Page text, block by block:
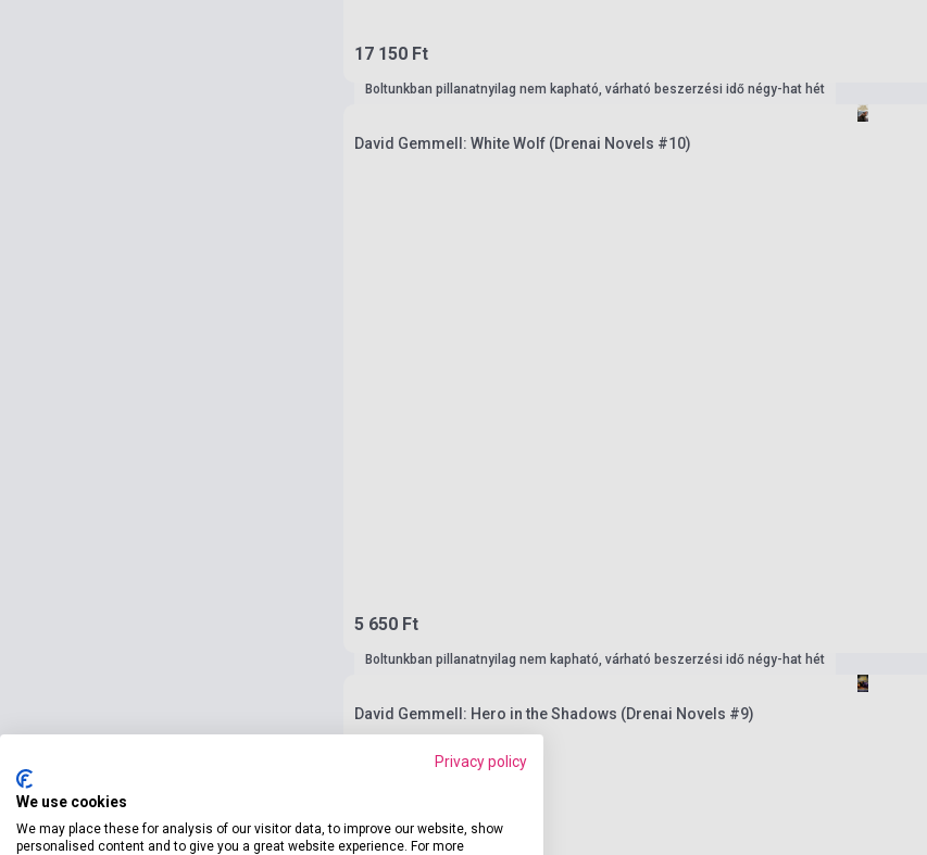
17 150 Ft
Boltunkban pillanatnyilag nem kapható, várható beszerzési idő négy-hat hét
David Gemmell: White Wolf (Drenai Novels #10)
5 650 Ft
Boltunkban pillanatnyilag nem kapható, várható beszerzési idő négy-hat hét
David Gemmell: Hero in the Shadows (Drenai Novels #9)
Privacy policy
We use cookies
We may place these for analysis of our visitor data, to improve our website, show
personalised content and to give you a great website experience. For more